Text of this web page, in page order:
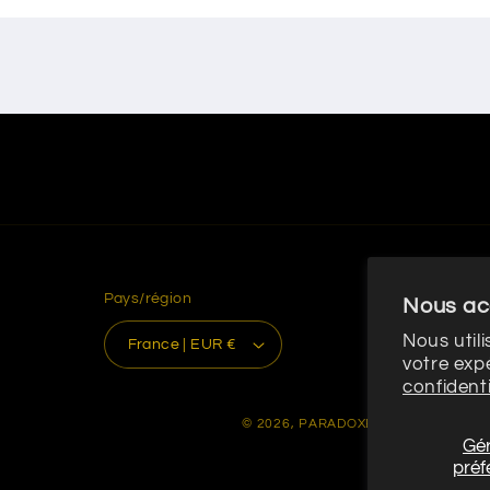
Nous
Nous
votre
Pays/région
France | EUR €
© 2026, PARADOXE